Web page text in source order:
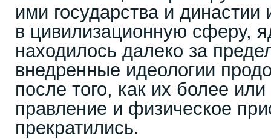
ими государства и династии
в цивилизационную сферу,
находилось далеко за
внедренные идеологии
после того, как их более
правление и физическое
прекратились.